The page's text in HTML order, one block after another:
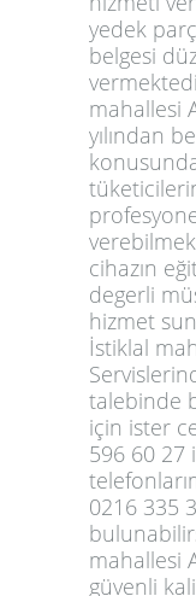
yedek
belgesi
mahallesi
yılından
cihazın
degerli
hizmet
İstiklal
talebinde
için ister
596 60 27
0216 335
mahallesi
güvenli